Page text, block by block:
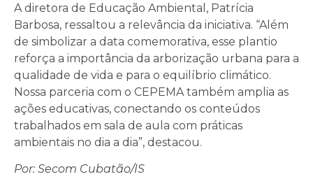
A diretora de Educação Ambiental, Patrícia
Barbosa, ressaltou a relevância da iniciativa. “Além
de simbolizar a data comemorativa, esse plantio
reforça a importância da arborização urbana para a
qualidade de vida e para o equilíbrio climático.
Nossa parceria com o CEPEMA também amplia as
ações educativas, conectando os conteúdos
trabalhados em sala de aula com práticas
ambientais no dia a dia”, destacou.
Por: Secom Cubatão/IS